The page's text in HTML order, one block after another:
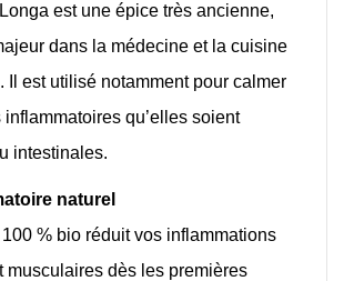
est une épice très ancienne,
dans la médecine et la cuisine
Il est utilisé notamment pour calmer
inflammatoires qu’elles soient
intestinales.
naturel
% bio réduit vos inflammations
musculaires dès les premières